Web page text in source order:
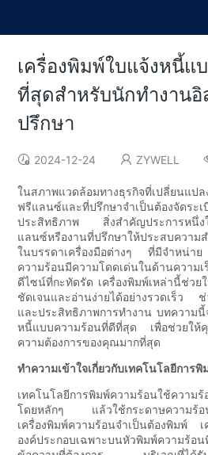
เครื่องพิมพ์ใบแจ้งหนี้แ
ที่สุดสำหรับนักทำงานอิ
ปรึกษา
2024-12-24 ZYWELL
ในสภาพแวดล้อมทางธุรกิจที่เปลี่ยนแปล
ฟรีแลนซ์และที่ปรึกษาจำเป็นต้องจัดระเ
ประสิทธิภาพ สิ่งสำคัญประการหนึ่งใ
แลนซ์หรืองานที่ปรึกษาให้ประสบความ
ในบรรดาเครื่องมือต่างๆ ที่มีจำหน่า
ความร้อนมีความโดดเด่นในด้านควา
ดีไซน์ที่กะทัดรัด เครื่องพิมพ์เหล่านี้ช่วย
ชัดเจนและอ่านง่ายได้อย่างรวดเร็ว ช่
และประสิทธิภาพการทำงาน บทความนี้
หนี้แบบความร้อนที่ดีที่สุด เพื่อช่วยให้
ความต้องการของคุณมากที่สุด
ทำความเข้าใจเกี่ยวกับเทคโนโลยีการ
เทคโนโลยีการพิมพ์ความร้อนใช้ความ
โดยหลักๆ แล้วใช้กระดาษความร้
เครื่องพิมพ์ความร้อนจำเป็นต้องพิมพ์ เ
องค์ประกอบเฉพาะบนหัวพิมพ์ความร้อ